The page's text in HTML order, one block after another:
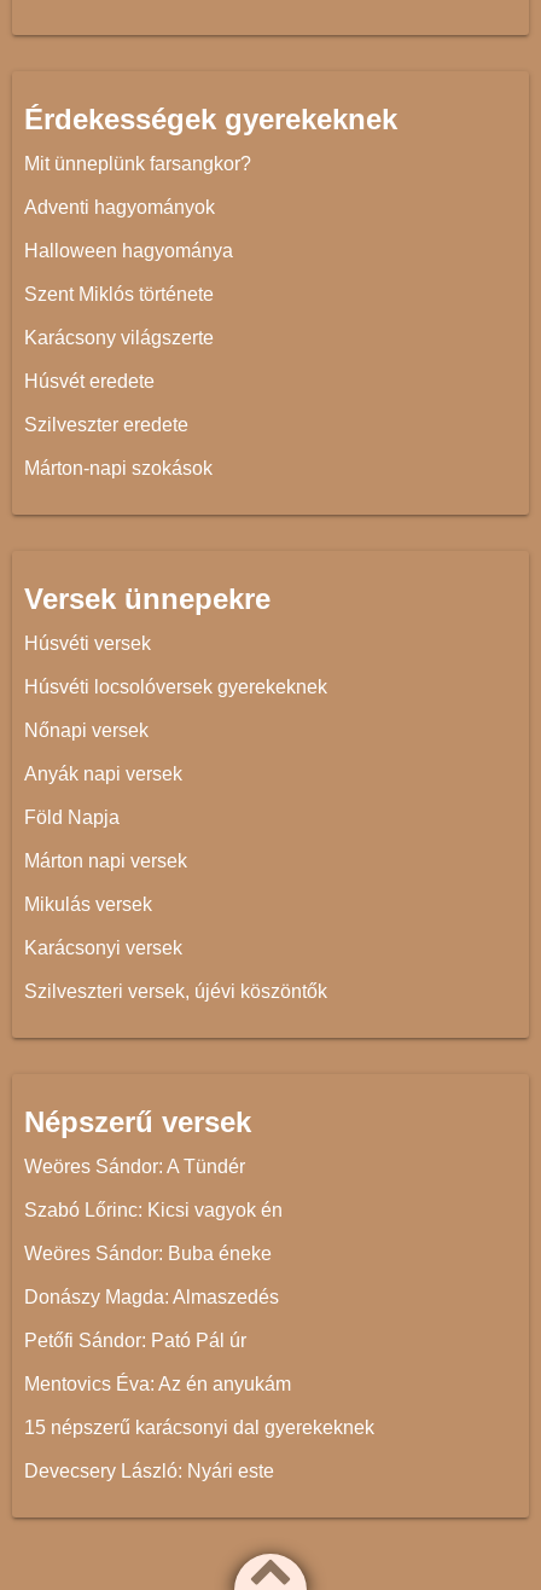
Érdekességek gyerekeknek
Mit ünneplünk farsangkor?
Adventi hagyományok
Halloween hagyománya
Szent Miklós története
Karácsony világszerte
Húsvét eredete
Szilveszter eredete
Márton-napi szokások
Versek ünnepekre
Húsvéti versek
Húsvéti locsolóversek gyerekeknek
Nőnapi versek
Anyák napi versek
Föld Napja
Márton napi versek
Mikulás versek
Karácsonyi versek
Szilveszteri versek, újévi köszöntők
Népszerű versek
Weöres Sándor: A Tündér
Szabó Lőrinc: Kicsi vagyok én
Weöres Sándor: Buba éneke
Donászy Magda: Almaszedés
Petőfi Sándor: Pató Pál úr
Mentovics Éva: Az én anyukám
15 népszerű karácsonyi dal gyerekeknek
Devecsery László: Nyári este